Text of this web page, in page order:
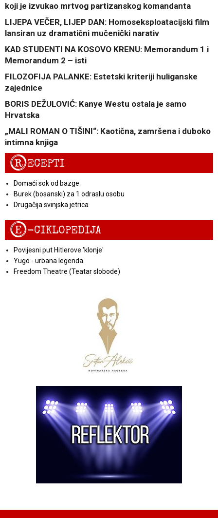
koji je izvukao mrtvog partizanskog komandanta
LIJEPA VEČER, LIJEP DAN: Homoseksploatacijski film
lansiran uz dramatični mučenički narativ
KAD STUDENTI NA KOSOVO KRENU: Memorandum 1 i
Memorandum 2 – isti
FILOZOFIJA PALANKE: Estetski kriteriji huliganske
zajednice
BORIS DEŽULOVIĆ: Kanye Westu ostala je samo
Hrvatska
„MALI ROMAN O TIŠINI“: Kaotična, zamršena i duboko
intimna knjiga
RECEPTI
Domaći sok od bazge
Burek (bosanski) za 1 odraslu osobu
Drugačija svinjska jetrica
E-CIKLOPEDIJA
Povijesni put Hitlerove 'klonje'
Yugo - urbana legenda
Freedom Theatre (Teatar slobode)